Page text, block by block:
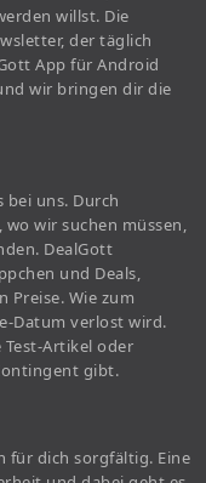
willst. Die
der täglich
App für Android
wir bringen dir die
bei uns. Durch
wo wir suchen müssen,
DealGott
und Deals,
Preise. Wie zum
Datum verlost wird.
Artikel oder
gibt.
für dich sorgfältig. Eine